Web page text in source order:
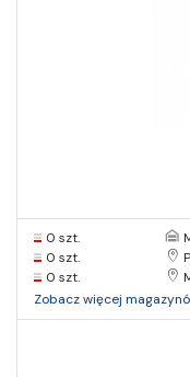
0 szt.
0 szt.
0 szt.
Zobacz więcej